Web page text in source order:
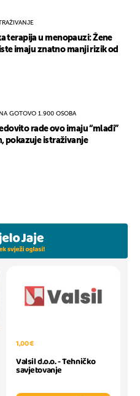
terapija u menopauzi: Žene
imaju znatno manji rizik od
GOTOVO 1.900 OSOBA
rade ovo imaju “mlađi”
pokazuje istraživanje
1,00 €
Valsil d.o.o. - Tehničko
savjetovanje